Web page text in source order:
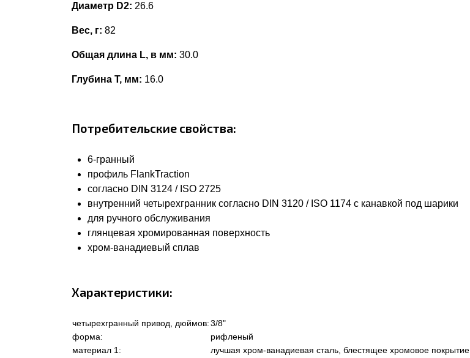
Диаметр D2: 26.6
Вес, г: 82
Общая длина L, в мм: 30.0
Глубина Т, мм: 16.0
Потребительские свойства:
6-гранный
профиль FlankTraction
согласно DIN 3124 / ISO 2725
внутренний четырехгранник согласно DIN 3120 / ISO 1174 с канавкой под шарики
для ручного обслуживания
глянцевая хромированная поверхность
хром-ванадиевый сплав
Характеристики:
четырехгранный привод, дюймов:3/8"
форма:
рифленый
материал 1:
лучшая хром-ванадиевая сталь, блестящее хромовое покрытие